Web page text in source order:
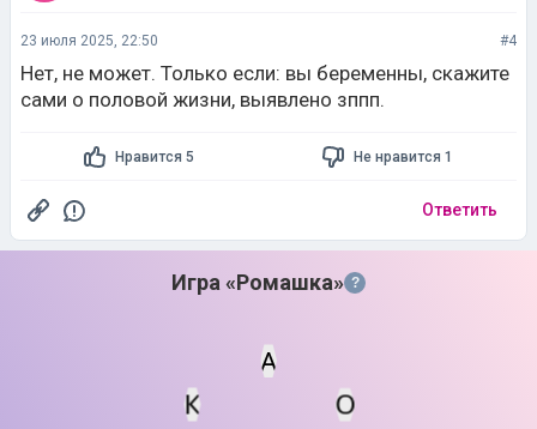
23 июля 2025, 22:50 #4
Нет, не может. Только если: вы беременны, скажите
сами о половой жизни, выявлено зппп.
Нравится 5 Не нравится 1
Ответить
Игра «Ромашка» ?
Мин. кол-во очков
А
К
О